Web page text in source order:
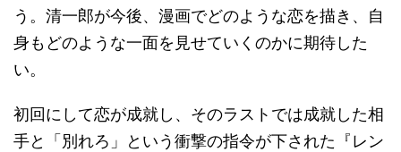
う。清一郎が今後、漫画でどのような恋を描き、自
身もどのような一面を見せていくのかに期待した
い。
初回にして恋が成就し、そのラストでは成就した相
手と「別れろ」という衝撃の指令が下された『レン